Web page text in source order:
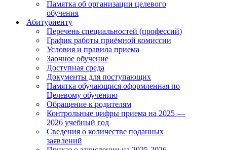
Памятка об организации целевого
обучения
Абитуриенту
Перечень специальностей (профессий)
График работы приёмной комиссии
Условия и правила приема
Заочное обучение
Доступная среда
Документы для поступающих
Памятка обучающися оформленная по
Целевому обучению
Обращение к родителям
Контрольные цифры приема на 2025 —
2026 учебный год
Сведения о количестве поданных
заявлений